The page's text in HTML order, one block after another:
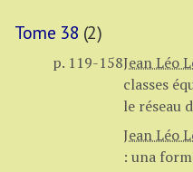
Tome 38 (2)
p. 119-158Jean Léo
classes
le réseau
Jean Léo
: una